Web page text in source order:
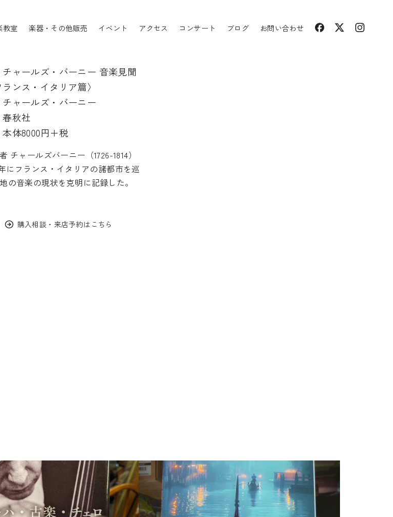
教室 楽器・その他販売 イベント アクセス コンサート ブログ お問い合わせ
チャールズ・バーニー 音楽見聞
ンス・イタリア篇〉
ャールズ・バーニー
秋社
体8000円＋税
チャールズバーニー（1726-1814）
にフランス・イタリアの諸都市を巡
の音楽の現状を克明に記録した。
購入相談・来店予約はこちら